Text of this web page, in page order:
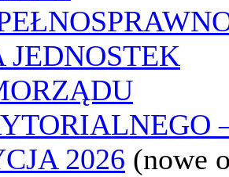
JEDNOSTEK
2026 (nowe